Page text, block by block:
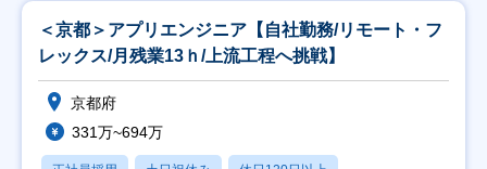
＜京都＞アプリエンジニア【自社勤務/リモート・フ
レックス/月残業13ｈ/上流工程へ挑戦】
京都府
331万~694万